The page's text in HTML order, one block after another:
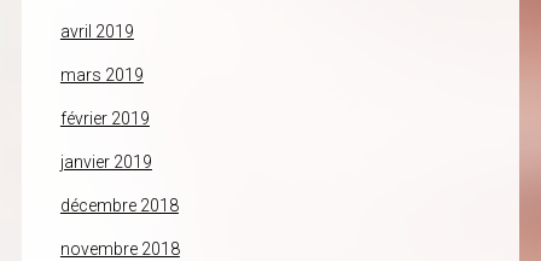
avril 2019
mars 2019
février 2019
janvier 2019
décembre 2018
novembre 2018